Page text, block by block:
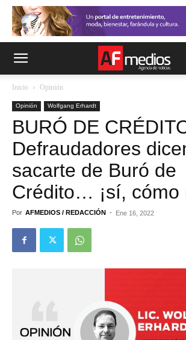
Inicio Opinión
Opinión Wolfgang Erhardt
BURÓ DE
Defraudadores
sacarte de Buró de
Crédito… ¡sí, cómo
Por AFMEDIOS / REDACCIÓN - Ene 16, 2022